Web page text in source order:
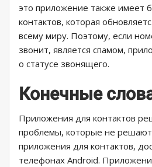
это приложение также имеет
контактов, которая
всему миру. Поэтому, если
звонит, является спамом,
о статусе звонящего.
Конечные
Приложения для контактов
проблемы, которые не
приложения для контактов,
телефонах Android.